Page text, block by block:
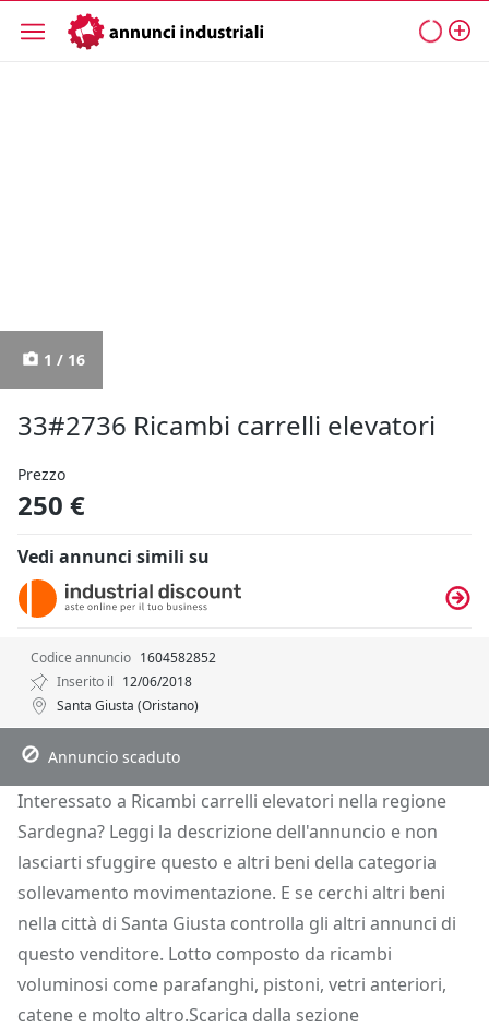
1 / 16
33#2736 Ricambi carrelli elevatori
Prezzo
250 €
Vedi annunci simili su
Codice annuncio 1604582852
Inserito il 12/06/2018
Santa Giusta (Oristano)
Descrizione
Dettagli Posizione Richiedi Info
Annuncio scaduto
Interessato a Ricambi carrelli elevatori nella regione
Sardegna? Leggi la descrizione dell'annuncio e non
lasciarti sfuggire questo e altri beni della categoria
sollevamento movimentazione. E se cerchi altri beni
nella città di Santa Giusta controlla gli altri annunci di
questo venditore. Lotto composto da ricambi
voluminosi come parafanghi, pistoni, vetri anteriori,
catene e molto altro.Scarica dalla sezione